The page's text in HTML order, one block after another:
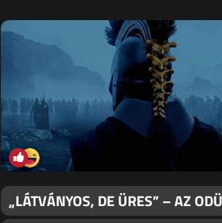
„LÁTVÁNYOS, DE ÜRES” – AZ